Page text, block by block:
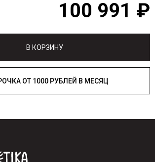
100 991 ₽
В КОРЗИНУ
РАССРОЧКА ОТ 1000 РУБЛЕЙ В МЕСЯЦ